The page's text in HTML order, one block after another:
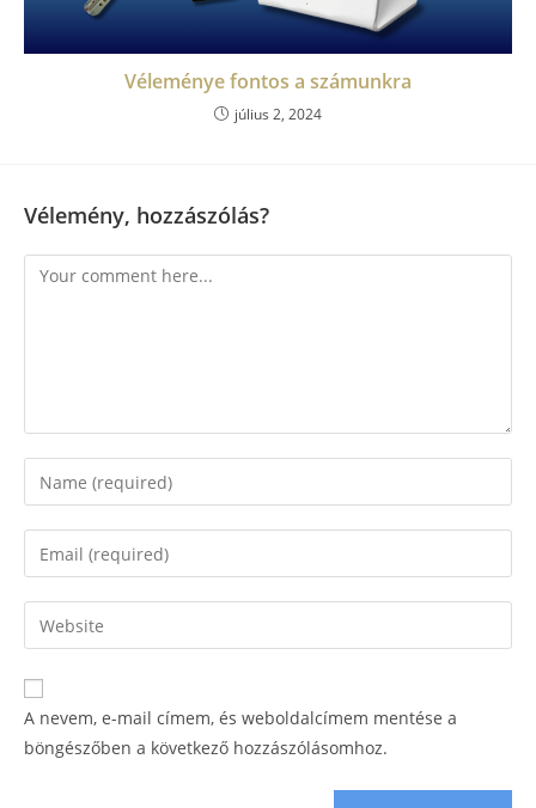
Véleménye fontos a számunkra
július 2, 2024
Vélemény, hozzászólás?
A nevem, e-mail címem, és weboldalcímem mentése a
böngészőben a következő hozzászólásomhoz.